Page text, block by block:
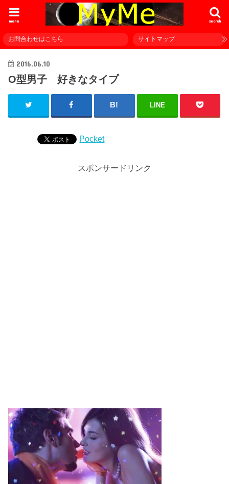
search
menu
お問合わせはこちら サイトマップ
2016.06.10
O型男子 好きなタイプ
LINE
Pocket
スポンサードリンク